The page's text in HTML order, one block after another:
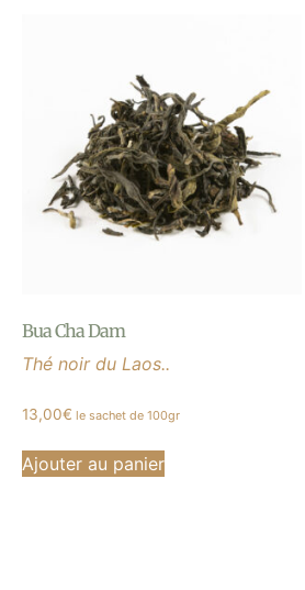
Bua Cha Dam
Thé noir du Laos..
13,00€ le sachet de 100gr
Ajouter au panier